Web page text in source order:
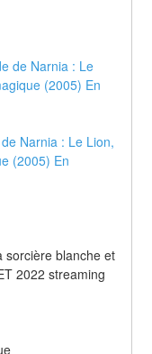
de Narnia : Le
(2005) En
Narnia : Le Lion,
(2005) En
sorcière blanche et
2022 streaming